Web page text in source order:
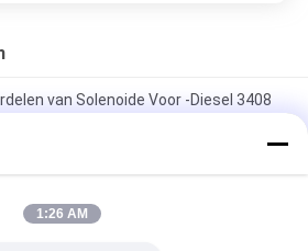
van Solenoide Voor -Diesel 3408
3178021/KAT 291-5919 -
van de Spoorinjecteur
van C175solenoide de
1:26 AM